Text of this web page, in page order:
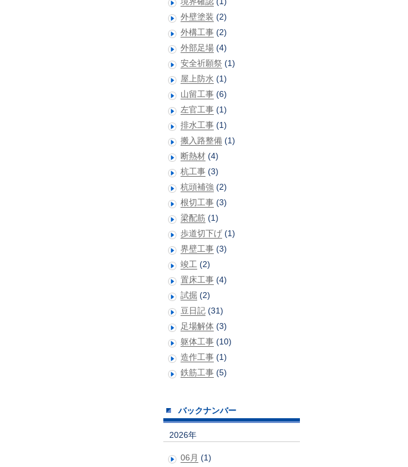
外壁塗装 (2)
外構工事 (2)
外部足場 (4)
安全祈願祭 (1)
屋上防水 (1)
山留工事 (6)
左官工事 (1)
排水工事 (1)
搬入路整備 (1)
断熱材 (4)
杭工事 (3)
杭頭補強 (2)
根切工事 (3)
梁配筋 (1)
歩道切下げ (1)
界壁工事 (3)
竣工 (2)
置床工事 (4)
試掘 (2)
豆日記 (31)
足場解体 (3)
躯体工事 (10)
造作工事 (1)
鉄筋工事 (5)
バックナンバー
2026年
06月 (1)